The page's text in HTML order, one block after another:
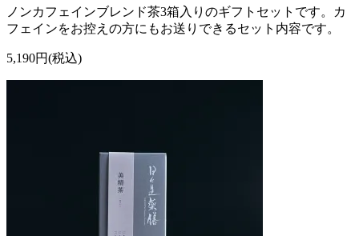
ノンカフェインブレンド茶3箱入りのギフトセットです。カ
フェインをお控えの方にもお送りできるセット内容です。
5,190円(税込)